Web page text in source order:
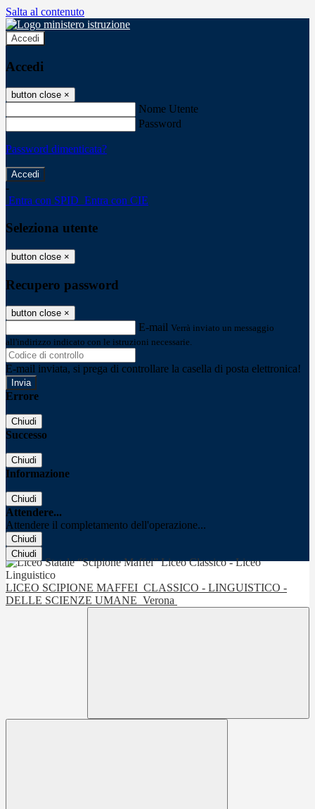
Salta al contenuto
Accedi
Accedi
button close ×
Nome Utente
Password
Password dimenticata?
-
Entra con SPID Entra con CIE
Seleziona utente
button close ×
Recupero password
button close ×
E-mail Verrà inviato un messaggio
all'indirizzo indicato con le istruzioni necessarie.
E-mail inviata, si prega di controllare la casella di posta elettronica!
Errore
Chiudi
Successo
Chiudi
Informazione
Chiudi
Attendere...
Attendere il completamento dell'operazione...
Chiudi
Chiudi
LICEO SCIPIONE MAFFEI CLASSICO - LINGUISTICO -
DELLE SCIENZE UMANE Verona